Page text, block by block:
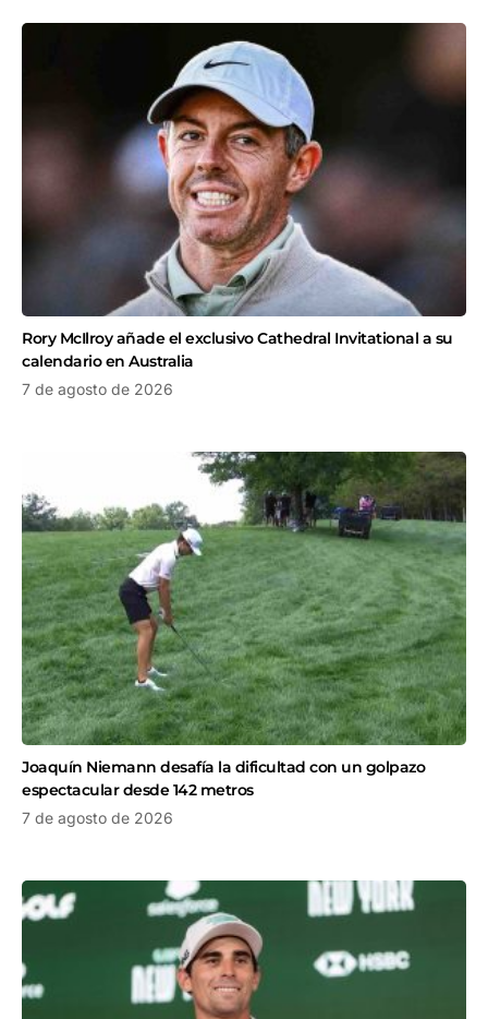
Rory McIlroy añade el exclusivo Cathedral Invitational a su
calendario en Australia
7 de agosto de 2026
Joaquín Niemann desafía la dificultad con un golpazo
espectacular desde 142 metros
7 de agosto de 2026